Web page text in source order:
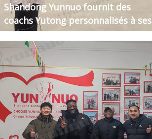
Shandong Yunnuo fournit des
coachs Yutong personnalisés à ses
clients guinéens